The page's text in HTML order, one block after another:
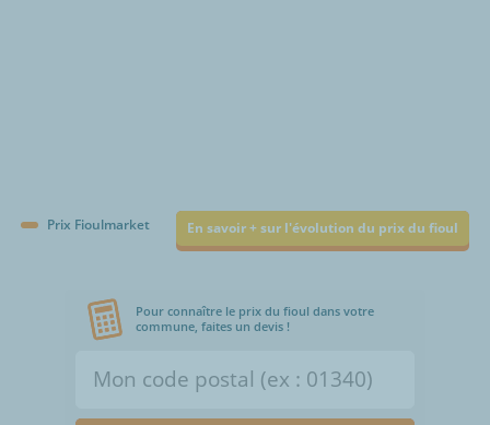
Prix Fioulmarket En savoir + sur l'évolution du prix du fioul
Pour connaître le prix du fioul dans votre
commune, faites un devis !